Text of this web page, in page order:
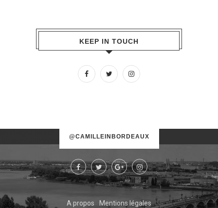
KEEP IN TOUCH
@CAMILLEINBORDEAUX
Try some other hashtag or username
A propos Mentions légales